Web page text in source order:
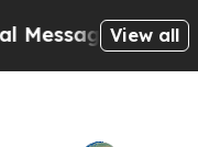
on Social
View all